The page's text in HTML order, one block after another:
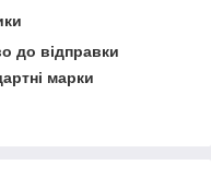
до відправки
марки